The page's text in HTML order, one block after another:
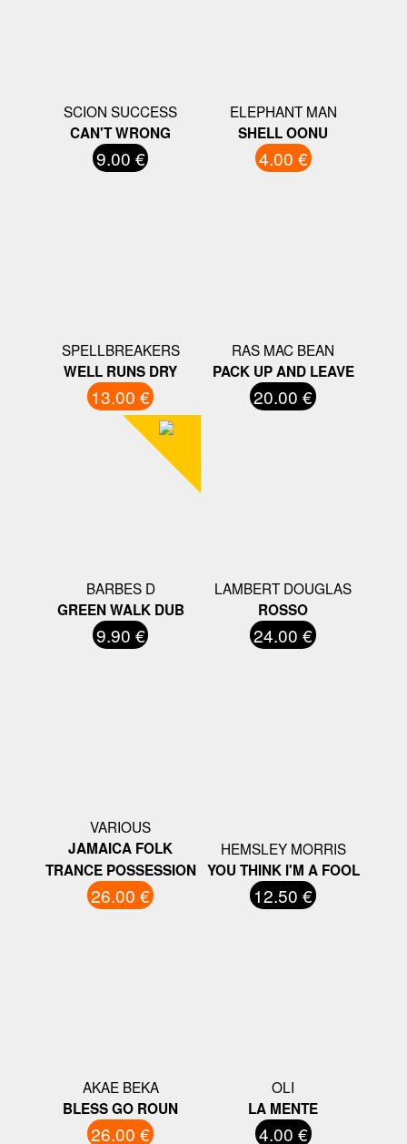
SCION SUCCESS
CAN'T WRONG
9.00 €
ELEPHANT MAN
SHELL OONU
4.00 €
SPELLBREAKERS
WELL RUNS DRY
13.00 €
RAS MAC BEAN
PACK UP AND LEAVE
20.00 €
BARBES D
GREEN WALK DUB
9.90 €
LAMBERT DOUGLAS
ROSSO
24.00 €
VARIOUS
JAMAICA FOLK
TRANCE POSSESSION
26.00 €
HEMSLEY MORRIS
YOU THINK I'M A FOOL
12.50 €
AKAE BEKA
BLESS GO ROUN
26.00 €
OLI
LA MENTE
4.00 €